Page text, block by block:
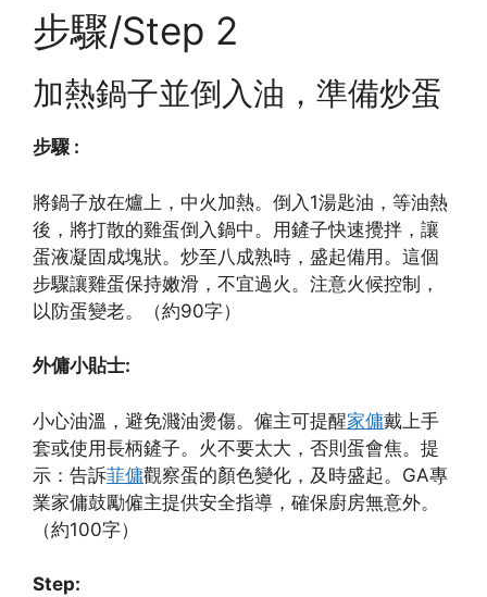
步驟/Step 2
加熱鍋子並倒入油，準備炒蛋
步驟 :
將鍋子放在爐上，中火加熱。倒入1湯匙油，等油熱
後，將打散的雞蛋倒入鍋中。用鏟子快速攪拌，讓
蛋液凝固成塊狀。炒至八成熟時，盛起備用。這個
步驟讓雞蛋保持嫩滑，不宜過火。注意火候控制，
以防蛋變老。（約90字）
外傭小貼士:
小心油溫，避免濺油燙傷。僱主可提醒家傭戴上手
套或使用長柄鏟子。火不要太大，否則蛋會焦。提
示：告訴菲傭觀察蛋的顏色變化，及時盛起。GA專
業家傭鼓勵僱主提供安全指導，確保廚房無意外。
（約100字）
Step: